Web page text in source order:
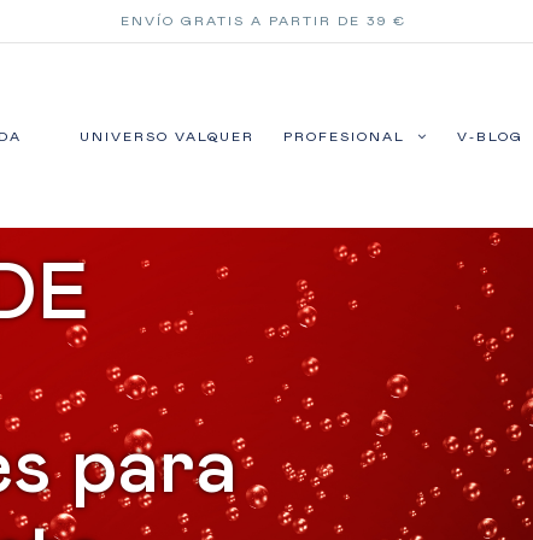
ENVÍO GRATIS A PARTIR DE 39 €
UNIVERSO VALQUER PROFESIONAL V-BLOG
para